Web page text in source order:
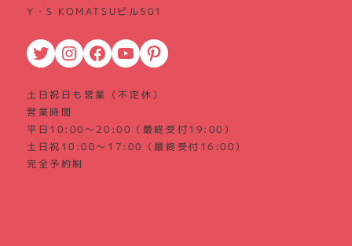
Y・S KOMATSUビル501
Twitter Instagram Facebook YouTube Pinterest
土日祝日も営業（不定休）
営業時間
平日10:00～20:00（最終受付19:00）
土日祝10:00～17:00（最終受付16:00）
完全予約制